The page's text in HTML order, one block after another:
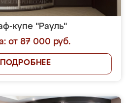
купе "Рауль"
от 87 000 руб.
ПОДРОБНЕЕ